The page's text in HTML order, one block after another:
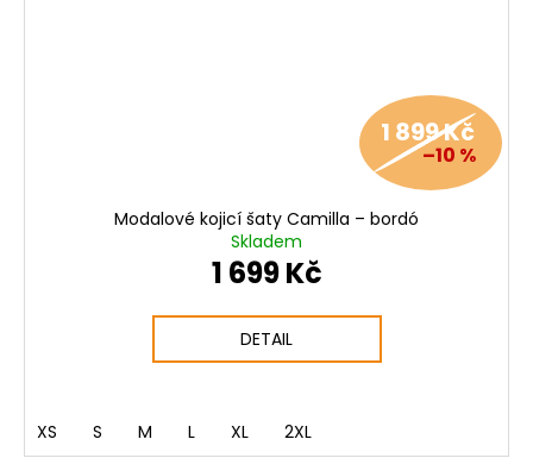
1 899 Kč
–10 %
Modalové kojicí šaty Camilla – bordó
Skladem
1 699 Kč
DETAIL
XS S M L XL 2XL